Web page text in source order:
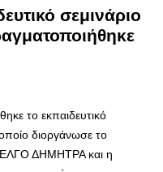
σεμινάριο
το εκπαιδευτικό
διοργάνωσε το
ΕΛΓΟ ΔΗΜΗΤΡΑ και η